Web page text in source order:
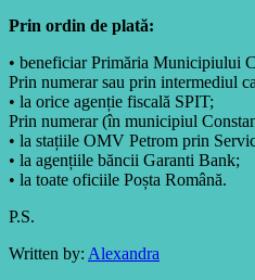
Prin ordin de plată:
• beneficiar Primăria Municipiului
Prin numerar sau prin intermediul
• la orice agenție fiscală SPIT;
Prin numerar (în municipiul
• la stațiile OMV Petrom prin
• la agențiile băncii Garanti Bank;
• la toate oficiile Poșta Română.
P.S.
Written by: Alexandra